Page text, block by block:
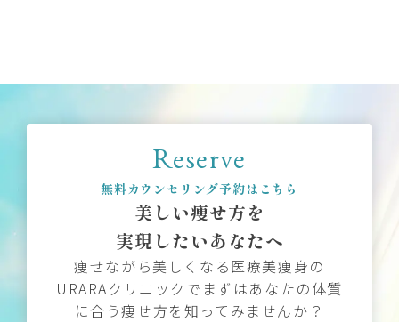
Reserve
無料カウンセリング予約はこちら
美しい痩せ方を
実現したいあなたへ
痩せながら美しくなる医療美痩身の
URARAクリニックでまずはあなたの体質
に合う痩せ方を知ってみませんか？